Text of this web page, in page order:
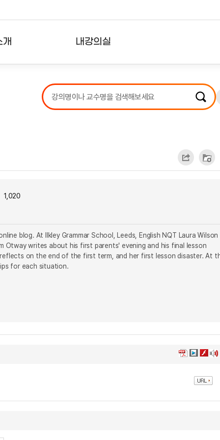
내강의실
강의리스트
수강확인증강의
1,020
blog. At Ilkley Grammar School, Leeds, English NQT Laura Wilson
writes about his first parents' evening and his final lesson
on the end of the first term, and her first lesson disaster. At
for each situation.